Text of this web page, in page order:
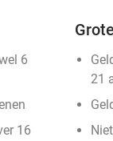
6
16
21